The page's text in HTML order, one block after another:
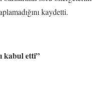
kaydetti.
kabul etti”